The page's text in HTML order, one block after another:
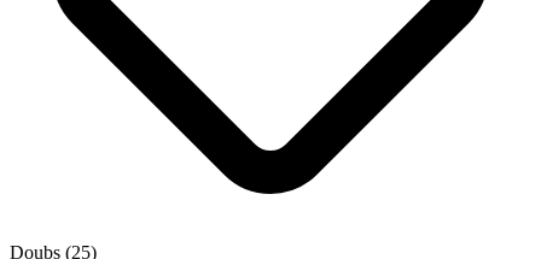
Doubs (25)